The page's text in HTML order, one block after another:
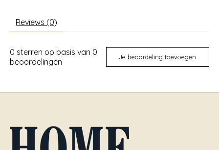
Reviews (0)
0 sterren op basis van 0
beoordelingen
Je beoordeling toevoegen